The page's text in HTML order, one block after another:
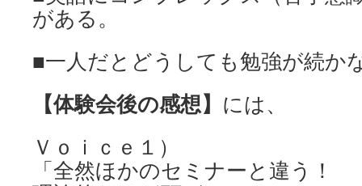
がある。
■一人だとどうしても勉強が続か
【体験会後の感想】 には、
Ｖｏｉｃｅ１）
「全然ほかのセミナーと違う！